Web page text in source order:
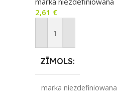
kods)
2,61 €
Pievienot Grozam
ZĪMOLS
marka niezdefiniowana